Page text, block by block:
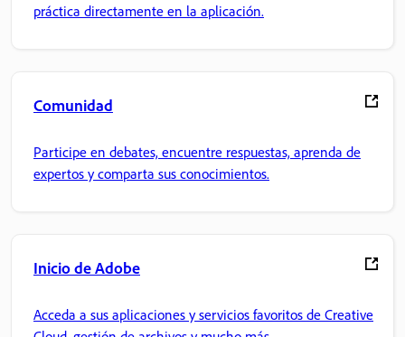
práctica directamente en la aplicación.
Comunidad
Participe en debates, encuentre respuestas, aprenda de
expertos y comparta sus conocimientos.
Inicio de Adobe
Acceda a sus aplicaciones y servicios favoritos de Creative